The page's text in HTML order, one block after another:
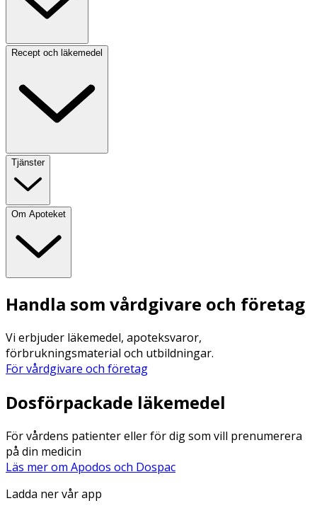
Recept och läkemedel
Tjänster
Om Apoteket
Handla som vårdgivare och företag
Vi erbjuder läkemedel, apoteksvaror,
förbrukningsmaterial och utbildningar.
För vårdgivare och företag
Dosförpackade läkemedel
För vårdens patienter eller för dig som vill prenumerera
på din medicin
Läs mer om Apodos och Dospac
Ladda ner vår app